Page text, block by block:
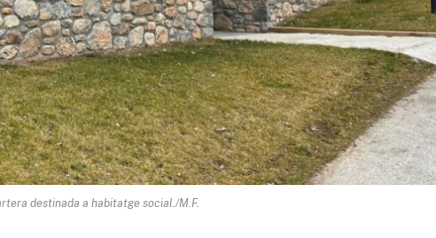
destinada a habitatge social./M.F.